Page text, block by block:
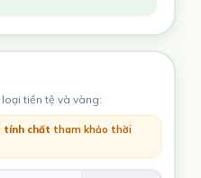
tiền tệ và vàng:
tính chất tham khảo thời